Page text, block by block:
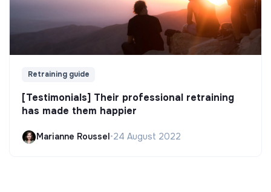
Retraining guide
[Testimonials] Their professional retraining
has made them happier
Marianne Roussel•24 August 2022